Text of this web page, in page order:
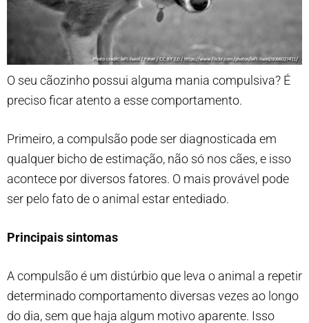
O seu cãozinho possui alguma mania compulsiva? É
preciso ficar atento a esse comportamento.
Primeiro, a compulsão pode ser diagnosticada em
qualquer bicho de estimação, não só nos cães, e isso
acontece por diversos fatores. O mais provável pode
ser pelo fato de o animal estar entediado.
Principais sintomas
A compulsão é um distúrbio que leva o animal a repetir
determinado comportamento diversas vezes ao longo
do dia, sem que haja algum motivo aparente. Isso